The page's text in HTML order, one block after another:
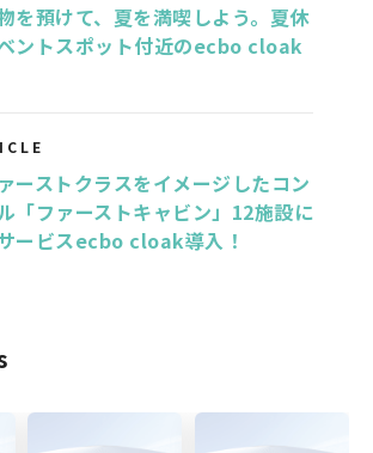
を預けて、夏を満喫しよう。夏休
ントスポット付近のecbo cloak
ーストクラスをイメージしたコン
「ファーストキャビン」12施設に
ービスecbo cloak導入！